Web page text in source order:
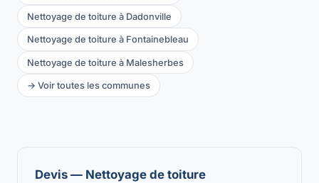
Nettoyage de toiture à Dadonville
Nettoyage de toiture à Fontainebleau
Nettoyage de toiture à Malesherbes
→ Voir toutes les communes
Devis — Nettoyage de toiture